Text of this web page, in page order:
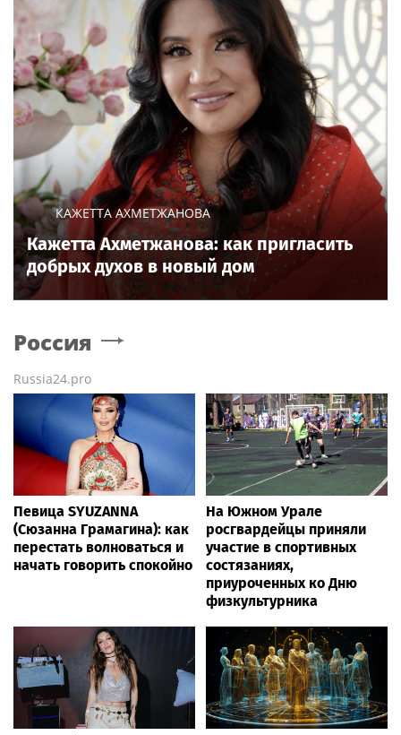
КАЖЕТТА АХМЕТЖАНОВА
Кажетта Ахметжанова: как пригласить
добрых духов в новый дом
Россия
Russia24.pro
Певица SYUZANNA
(Сюзанна Грамагина): как
перестать волноваться и
начать говорить спокойно
На Южном Урале
росгвардейцы приняли
участие в спортивных
состязаниях,
приуроченных ко Дню
физкультурника